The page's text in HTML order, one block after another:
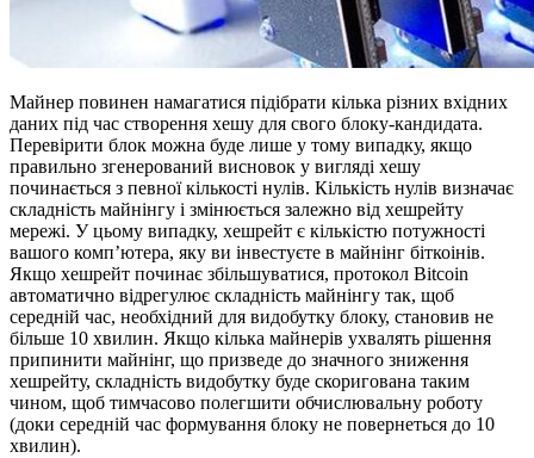
Майнер повинен намагатися підібрати кілька різних вхідних
даних під час створення хешу для свого блоку-кандидата.
Перевірити блок можна буде лише у тому випадку, якщо
правильно згенерований висновок у вигляді хешу
починається з певної кількості нулів. Кількість нулів визначає
складність майнінгу і змінюється залежно від хешрейту
мережі. У цьому випадку, хешрейт є кількістю потужності
вашого комп’ютера, яку ви інвестуєте в майнінг біткоінів.
Якщо хешрейт починає збільшуватися, протокол Bitcoin
автоматично відрегулює складність майнінгу так, щоб
середній час, необхідний для видобутку блоку, становив не
більше 10 хвилин. Якщо кілька майнерів ухвалять рішення
припинити майнінг, що призведе до значного зниження
хешрейту, складність видобутку буде скоригована таким
чином, щоб тимчасово полегшити обчислювальну роботу
(доки середній час формування блоку не повернеться до 10
хвилин).